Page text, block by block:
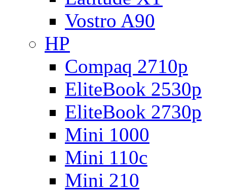
Vostro A90
HP
Compaq 2710p
EliteBook 2530p
EliteBook 2730p
Mini 1000
Mini 110c
Mini 210